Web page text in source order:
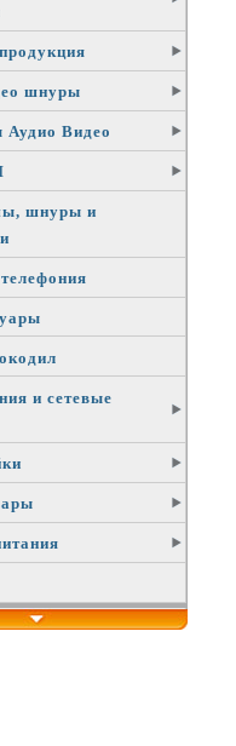
шнуры
Аудио Видео
шнуры и
и сетевые